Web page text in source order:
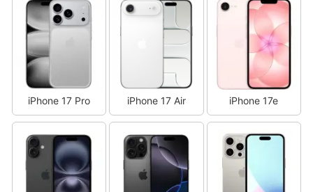
iPhone 17 Pro iPhone 17 Air iPhone 17e